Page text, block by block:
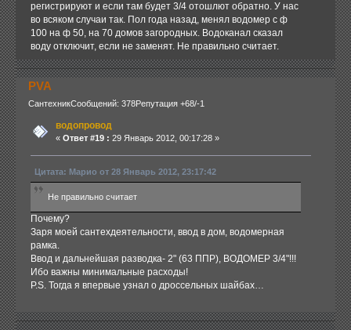
регистрируют и если там будет 3/4 отошлют обратно. У нас
во всяком случаи так. Пол года назад, менял водомер с ф
100 на ф 50, на 70 домов загородных. Водоканал сказал
воду отключит, если не заменят. Не правильно считает.
PVA
СантехникСообщений: 378Репутация +68/-1
водопровод
« Ответ #19 : 29 Январь 2012, 00:17:28 »
Цитата: Марио от 28 Январь 2012, 23:17:42
Не правильно считает
Почему?
Заря моей сантехдеятельности, ввод в дом, водомерная
рамка.
Ввод и дальнейшая разводка- 2" (63 ППР), ВОДОМЕР 3/4"!!!
Ибо важны минимальные расходы!
P.S. Тогда я впервые узнал о дроссельных шайбах…